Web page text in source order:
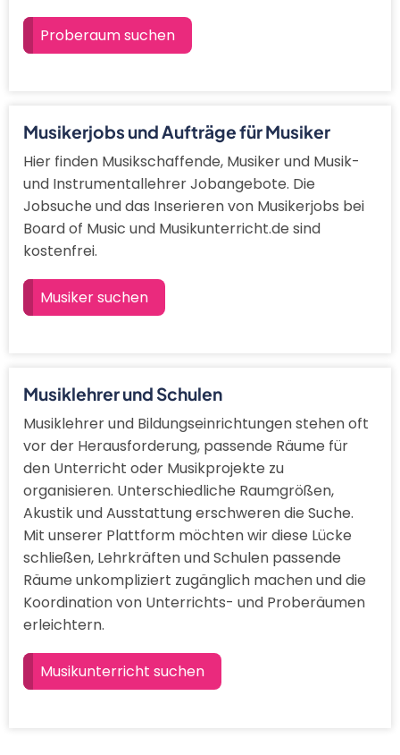
Proberaum suchen
Musikerjobs und Aufträge für Musiker
Hier finden Musikschaffende, Musiker und Musik-
und Instrumentallehrer Jobangebote. Die
Jobsuche und das Inserieren von Musikerjobs bei
Board of Music und Musikunterricht.de sind
kostenfrei.
Musiker suchen
Musiklehrer und Schulen
Musiklehrer und Bildungseinrichtungen stehen oft
vor der Herausforderung, passende Räume für
den Unterricht oder Musikprojekte zu
organisieren. Unterschiedliche Raumgrößen,
Akustik und Ausstattung erschweren die Suche.
Mit unserer Plattform möchten wir diese Lücke
schließen, Lehrkräften und Schulen passende
Räume unkompliziert zugänglich machen und die
Koordination von Unterrichts- und Proberäumen
erleichtern.
Musikunterricht suchen